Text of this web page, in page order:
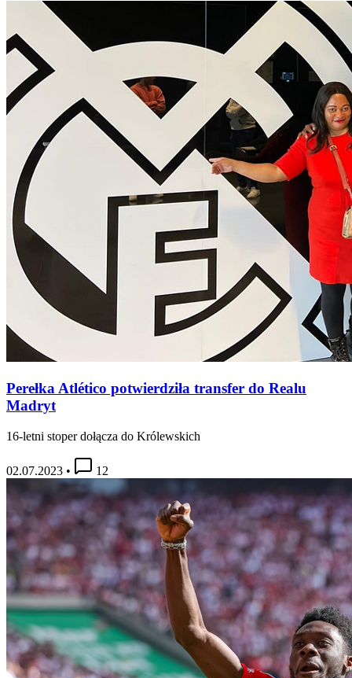
Perełka Atlético potwierdziła transfer do Realu
Madryt
16-letni stoper dołącza do Królewskich
02.07.2023 • 12